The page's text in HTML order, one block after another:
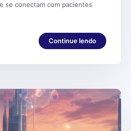
se conectam com pacientes
Continue lendo